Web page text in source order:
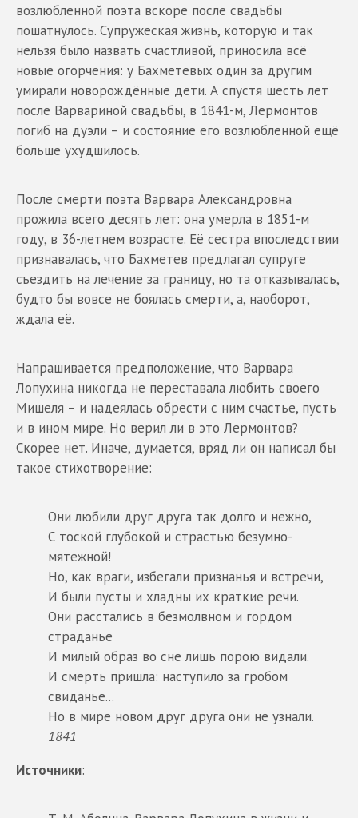
возлюбленной поэта вскоре после свадьбы
пошатнулось. Супружеская жизнь, которую и так
нельзя было назвать счастливой, приносила всё
новые огорчения: у Бахметевых один за другим
умирали новорождённые дети. А спустя шесть лет
после Варвариной свадьбы, в 1841-м, Лермонтов
погиб на дуэли – и состояние его возлюбленной ещё
больше ухудшилось.
После смерти поэта Варвара Александровна
прожила всего десять лет: она умерла в 1851-м
году, в 36-летнем возрасте. Её сестра впоследствии
признавалась, что Бахметев предлагал супруге
съездить на лечение за границу, но та отказывалась,
будто бы вовсе не боялась смерти, а, наоборот,
ждала её.
Напрашивается предположение, что Варвара
Лопухина никогда не переставала любить своего
Мишеля – и надеялась обрести с ним счастье, пусть
и в ином мире. Но верил ли в это Лермонтов?
Скорее нет. Иначе, думается, вряд ли он написал бы
такое стихотворение:
Они любили друг друга так долго и нежно,
С тоской глубокой и страстью безумно-
мятежной!
Но, как враги, избегали признанья и встречи,
И были пусты и хладны их краткие речи.
Они расстались в безмолвном и гордом
страданье
И милый образ во сне лишь порою видали.
И смерть пришла: наступило за гробом
свиданье...
Но в мире новом друг друга они не узнали.
1841
Источники: